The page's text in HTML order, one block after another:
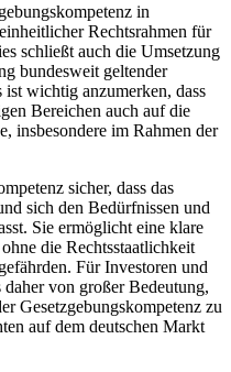
in
Rechtsrahmen für
schließt auch die Umsetzung
bundesweit geltender
wichtig anzumerken, dass
Bereichen auch auf die
insbesondere im Rahmen der
sicher, dass das
sich den Bedürfnissen und
Sie ermöglicht eine klare
die Rechtsstaatlichkeit
Für Investoren und
von großer Bedeutung,
Gesetzgebungskompetenz zu
auf dem deutschen Markt